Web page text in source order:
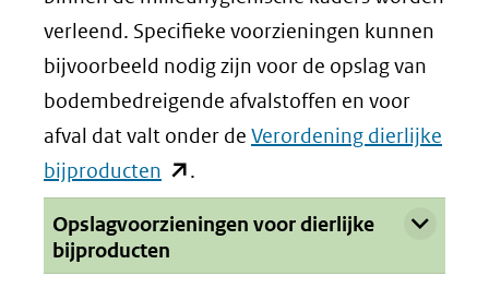
verleend. Specifieke voorzieningen kunnen
bijvoorbeeld nodig zijn voor de opslag van
bodembedreigende afvalstoffen en voor
afval dat valt onder de Verordening dierlijke
bijproducten (opent
in
nieuw
venster)
.
Opslagvoorzieningen voor dierlijke
bijproducten
Uitklappen